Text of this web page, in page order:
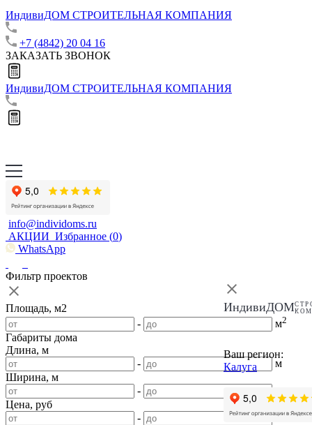
ИндивиДОМ СТРОИТЕЛЬНАЯ КОМПАНИЯ
+7 (4842) 20 04 16
ЗАКАЗАТЬ ЗВОНОК
ИндивиДОМ СТРОИТЕЛЬНАЯ КОМПАНИЯ
info@individoms.ru
АКЦИИ Избранное (0)
WhatsApp
ИндивиДОМ
Ваш регион:
Калуга
Фильтр проектов
Площадь, м2
-
м2
Габариты дома
Длина, м
-
м
Ширина, м
-
Цена, руб
-